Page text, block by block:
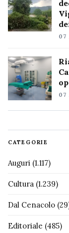
07
07
CATEGORIE
Auguri (1.117)
Cultura (1.239)
Dal Cenacolo
Editoriale (485)